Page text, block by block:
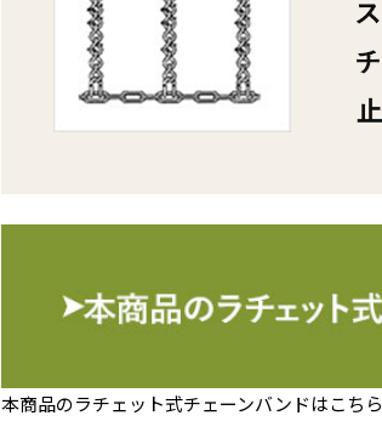
本商品のラチェット式チェーンバンドはこちら